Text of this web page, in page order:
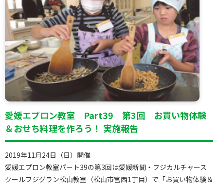
愛媛エプロン教室 Part39 第3回 お買い物体験
＆おせち料理を作ろう！ 実施報告
2019年11月24日（日）開催
愛媛エプロン教室パート39の第3回は愛媛新聞・フジカルチャース
クールフジグラン松山教室（松山市宮西1丁目）で「お買い物体験＆